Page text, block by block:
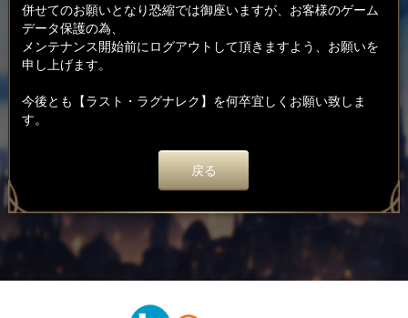
併せてのお願いとなり恐縮では御座いますが、お客様のゲーム
データ保護の為、
メンテナンス開始前にログアウトして頂きますよう、お願いを
申し上げます。
今後とも【ラスト・ラグナレク】を何卒宜しくお願い致しま
す。
戻る